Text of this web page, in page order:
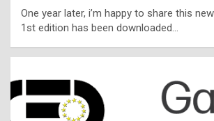
l
t
t
s
One year later, i’m happy to share this
1st edition has been downloaded…